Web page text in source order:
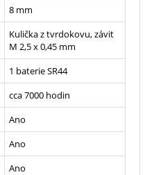
8 mm
Kulička z tvrdokovu, závit
M 2,5 x 0,45 mm
1 baterie SR44
cca 7000 hodin
Ano
Ano
Ano